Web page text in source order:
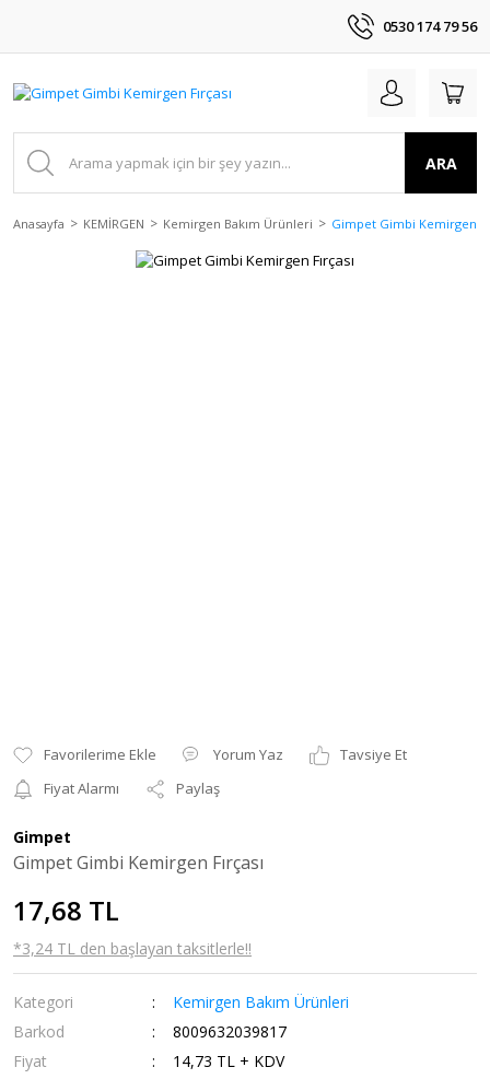
0530 174 79 56
ARA
Anasayfa KEMİRGEN Kemirgen Bakım Ürünleri Gimpet Gimbi Kemirgen
Yorum Yaz
Tavsiye Et
Fiyat Alarmı
Paylaş
Gimpet
Gimpet Gimbi Kemirgen Fırçası
17,68 TL
*3,24 TL den başlayan taksitlerle!!
Kategori
Kemirgen Bakım Ürünleri
Barkod
8009632039817
Fiyat
14,73 TL + KDV